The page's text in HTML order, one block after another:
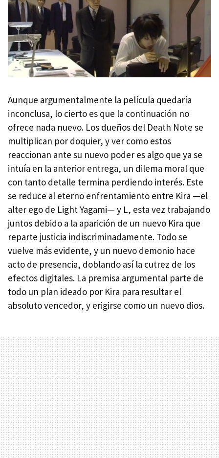
Aunque argumentalmente la película quedaría
inconclusa, lo cierto es que la continuación no
ofrece nada nuevo. Los dueños del Death Note se
multiplican por doquier, y ver como estos
reaccionan ante su nuevo poder es algo que ya se
intuía en la anterior entrega, un dilema moral que
con tanto detalle termina perdiendo interés. Este
se reduce al eterno enfrentamiento entre Kira —el
alter ego de Light Yagami— y L, esta vez trabajando
juntos debido a la aparición de un nuevo Kira que
reparte justicia indiscriminadamente. Todo se
vuelve más evidente, y un nuevo demonio hace
acto de presencia, doblando así la cutrez de los
efectos digitales. La premisa argumental parte de
todo un plan ideado por Kira para resultar el
absoluto vencedor, y erigirse como un nuevo dios.